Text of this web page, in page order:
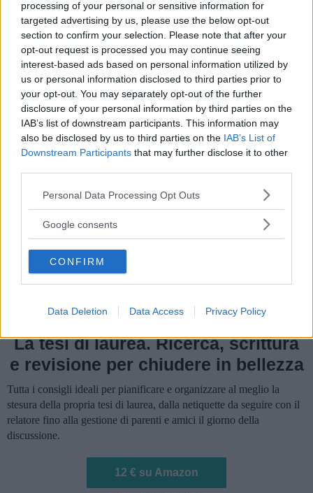
processing of your personal or sensitive information for
targeted advertising by us, please use the below opt-out
section to confirm your selection. Please note that after your
opt-out request is processed you may continue seeing
interest-based ads based on personal information utilized by
us or personal information disclosed to third parties prior to
your opt-out. You may separately opt-out of the further
disclosure of your personal information by third parties on the
IAB’s list of downstream participants. This information may
also be disclosed by us to third parties on the IAB’s List of
Downstream Participants that may further disclose it to other
Please note that this website/app uses one or more Google
not limited to your visit or usage behaviour. You may click to
use your data for below specified purposes in below Google
consent section.
Personal Data Processing Opt Outs
Google consents
CONFIRM
Data Deletion Data Access Privacy Policy
Continua a leggere dopo la pubblicità
La tesi di laurea. Ricerca, scrittura
e revisione per chiudere in bellezza
Tutta i consigli ideali per pianificare e organizzare al meglio la
stesura della propria tesi di laurea, dalla netiquette da seguire con il
relatore fino alla gestione di parenti e amici il giorno della
discussione.
12 € su Amazon